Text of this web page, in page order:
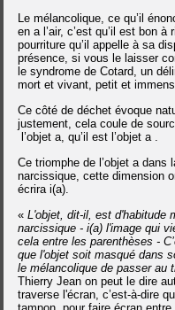
Le mélancolique, ce qu’il
en a l’air, c’est qu’il est bon
pourriture qu’il appelle à sa
présence, si vous le laisser
le syndrome de Cotard, un
mort et vivant, petit et
Ce côté de déchet évoque
justement, cela coule de
l’objet a, qu’il est l’objet a .
Ce triomphe de l’objet a
narcissique, cette dimension
écrira i(a).
«L'objet, dit-il, est d'habitude
narcissique - i(a) l'image qui
cela entre les parenthèses -
que l'objet soit masqué dans
le mélancolique de passer au
Thierry Jean on peut le dire
traverse l'écran, c’est-à-dire